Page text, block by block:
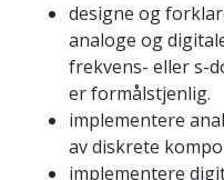
designe og
analoge og
frekvens- eller s-
er formålstjenlig.
implementere
av diskrete
implementere